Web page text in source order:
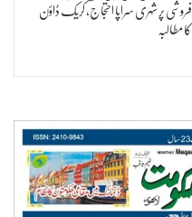
فروشی پر شہری سراپا احتجاج، کریک ڈاؤن
کا مطالبہ